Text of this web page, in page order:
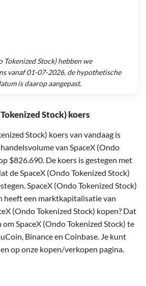
Stock) koers
Stock) koers van vandaag is
van SpaceX (Ondo
$826.690. De koers is gestegen met
de SpaceX (Ondo Tokenized Stock)
SpaceX (Ondo Tokenized Stock)
heeft een marktkapitalisatie van
(Ondo Tokenized Stock) kopen? Dat
SpaceX (Ondo Tokenized Stock) te
Binance en Coinbase. Je kunt
op onze kopen/verkopen pagina.
Tokenized Stock)hebben we
vanaf01-07-2026, de hypothetische
is daarop aangepast.